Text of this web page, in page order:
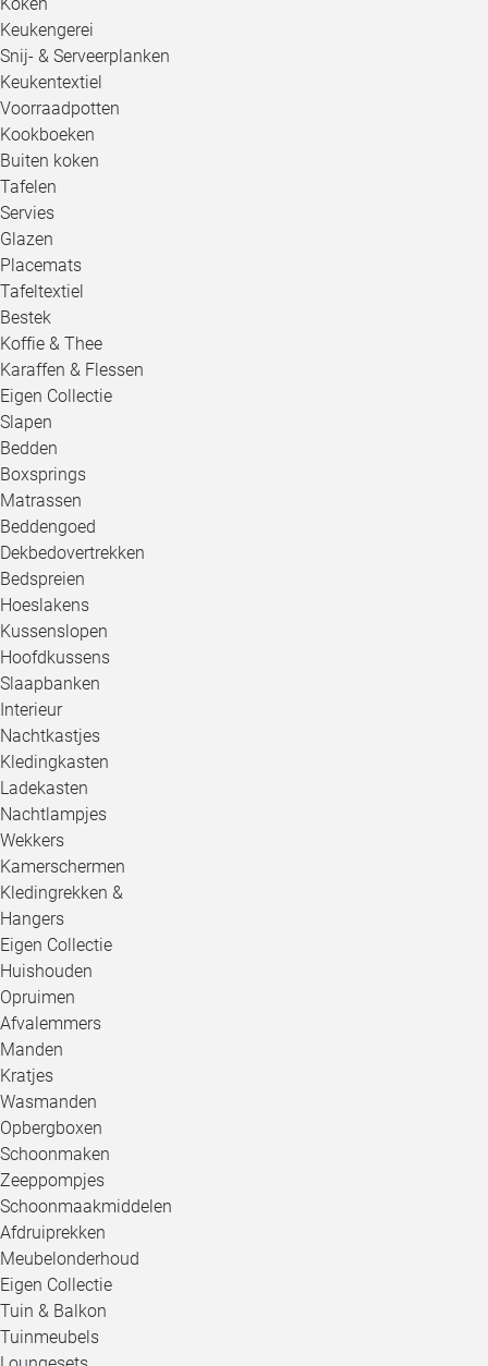
Keukengerei
Snij- & Serveerplanken
Keukentextiel
Voorraadpotten
Kookboeken
Buiten koken
Tafelen
Servies
Glazen
Placemats
Tafeltextiel
Bestek
Koffie & Thee
Karaffen & Flessen
Eigen Collectie
Slapen
Bedden
Boxsprings
Matrassen
Beddengoed
Dekbedovertrekken
Bedspreien
Hoeslakens
Kussenslopen
Hoofdkussens
Slaapbanken
Interieur
Nachtkastjes
Kledingkasten
Ladekasten
Nachtlampjes
Wekkers
Kamerschermen
Kledingrekken &
Hangers
Eigen Collectie
Huishouden
Opruimen
Afvalemmers
Manden
Kratjes
Wasmanden
Opbergboxen
Schoonmaken
Zeeppompjes
Schoonmaakmiddelen
Afdruiprekken
Meubelonderhoud
Eigen Collectie
Tuin & Balkon
Tuinmeubels